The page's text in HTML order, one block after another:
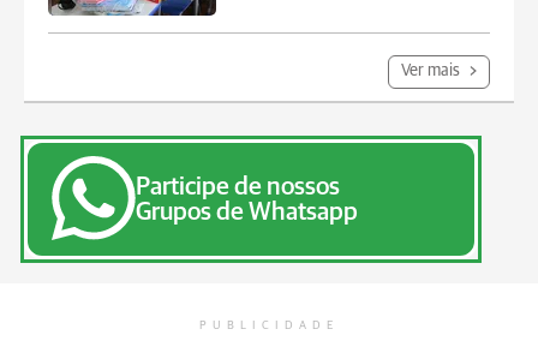
Ver mais
Participe de nossos
Grupos de Whatsapp
PUBLICIDADE